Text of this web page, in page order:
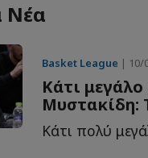
Νέα
Basket League | 10/
Κάτι
Μυστακίδη: